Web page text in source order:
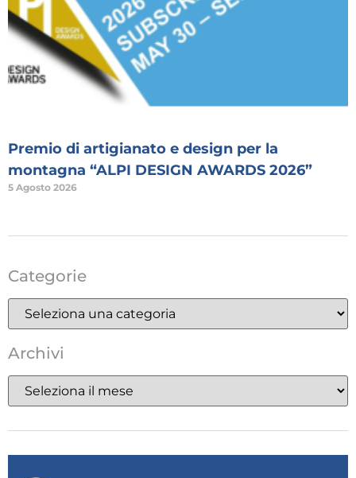
Premio di artigianato e design per la
montagna “ALPI DESIGN AWARDS 2026”
5 Agosto 2026
Categorie
Archivi